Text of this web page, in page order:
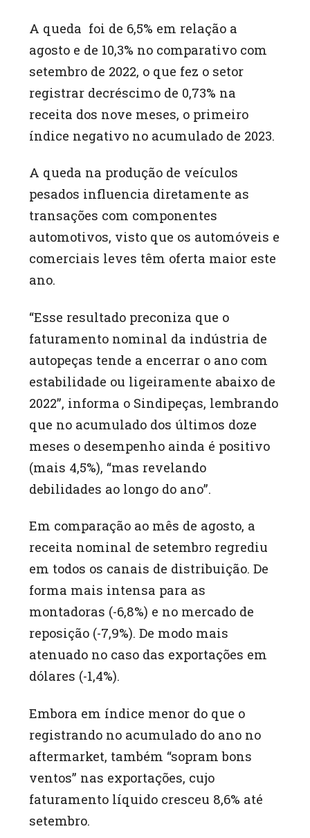
A queda foi de 6,5% em relação a
agosto e de 10,3% no comparativo com
setembro de 2022, o que fez o setor
registrar decréscimo de 0,73% na
receita dos nove meses, o primeiro
índice negativo no acumulado de 2023.
A queda na produção de veículos
pesados influencia diretamente as
transações com componentes
automotivos, visto que os automóveis e
comerciais leves têm oferta maior este
ano.
“Esse resultado preconiza que o
faturamento nominal da indústria de
autopeças tende a encerrar o ano com
estabilidade ou ligeiramente abaixo de
2022”, informa o Sindipeças, lembrando
que no acumulado dos últimos doze
meses o desempenho ainda é positivo
(mais 4,5%), “mas revelando
debilidades ao longo do ano”.
Em comparação ao mês de agosto, a
receita nominal de setembro regrediu
em todos os canais de distribuição. De
forma mais intensa para as
montadoras (-6,8%) e no mercado de
reposição (-7,9%). De modo mais
atenuado no caso das exportações em
dólares (-1,4%).
Embora em índice menor do que o
registrando no acumulado do ano no
aftermarket, também “sopram bons
ventos” nas exportações, cujo
faturamento líquido cresceu 8,6% até
setembro.